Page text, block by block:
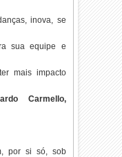
inova, se
sua equipe e
mais impacto
Carmello,
por si só, sob